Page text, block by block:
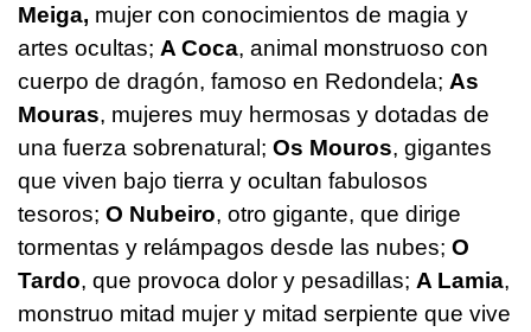
Meiga, mujer con conocimientos de magia y
artes ocultas; A Coca, animal monstruoso con
cuerpo de dragón, famoso en Redondela; As
Mouras, mujeres muy hermosas y dotadas de
una fuerza sobrenatural; Os Mouros, gigantes
que viven bajo tierra y ocultan fabulosos
tesoros; O Nubeiro, otro gigante, que dirige
tormentas y relámpagos desde las nubes; O
Tardo, que provoca dolor y pesadillas; A Lamia,
monstruo mitad mujer y mitad serpiente que vive